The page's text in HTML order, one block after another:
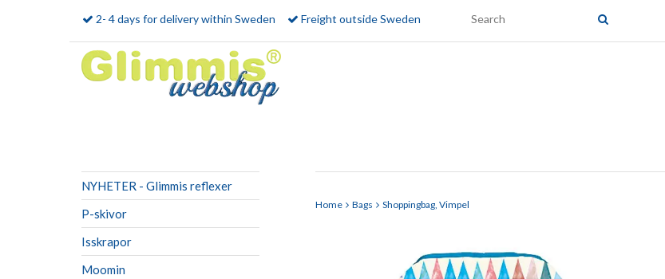
2- 4 days for delivery within Sweden Freight outside Sweden
NYHETER - Glimmis reflexer
P-skivor
Isskrapor
Moomin
Home Bags Shoppingbag, Vimpel